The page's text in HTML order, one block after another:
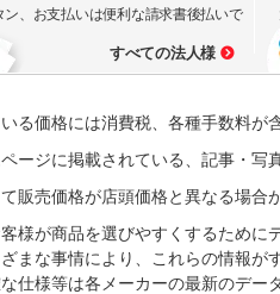
ン、お支払いは便利な請求書後払いで
すべての法人様
る価格には消費税、各種手数料が
ージに掲載されている、記事・写
販売価格が店頭価格と異なる場合
様が商品を選びやすくするために
まな事情により、これらの情報が
仕様等は各メーカーの最新のデー